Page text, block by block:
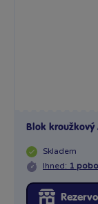
Blok kroužkový
Skladem
Ihned: 1